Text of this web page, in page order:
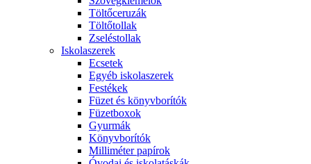
Töltőceruzák
Töltőtollak
Zseléstollak
Iskolaszerek
Ecsetek
Egyéb iskolaszerek
Festékek
Füzet és könyvborítók
Füzetboxok
Gyurmák
Könyvborítók
Milliméter papírok